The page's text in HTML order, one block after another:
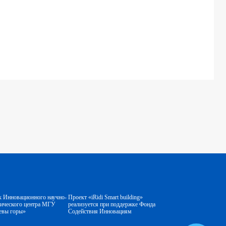
Инновационного научно-
центра МГУ
горы»
Проект «iRidi Smart building»
реализуется при поддержке Фонда
Содействия Инновациям